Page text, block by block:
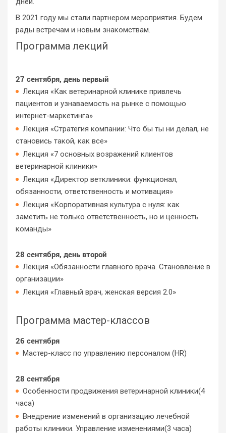
В 2021 году мы стали партнером мероприятия. Будем
рады встречам и новым знакомствам.
Программа лекций
27 сентября, день первый
Лекция «Как ветеринарной клинике привлечь
пациентов и узнаваемость на рынке с помощью
интернет-маркетинга»
Лекция «Стратегия компании: Что бы ты ни делал, не
становись такой, как все»
Лекция «7 основных возражений клиентов
ветеринарной клиники»
Лекция «Директор ветклиники: функционал,
обязанности, ответственность и мотивация»
Лекция «Корпоративная культура с нуля: как
заметить не только ответственность, но и ценность
команды»
28 сентября, день второй
Лекция «Обязанности главного врача. Становление в
организации»
Лекция «Главный врач, женская версия 2.0»
Программа мастер-классов
26 сентября
Мастер-класс по управлению персоналом (HR)
28 сентября
Особенности продвижения ветеринарной клиники(4
часа)
Внедрение изменений в организацию лечебной
работы клиники. Управление изменениями(3 часа)